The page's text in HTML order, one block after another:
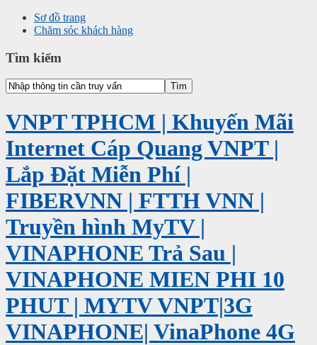
Sơ đồ trang
Chăm sóc khách hàng
Tìm kiếm
VNPT TPHCM | Khuyến Mãi
Internet Cáp Quang VNPT |
Lắp Đặt Miễn Phí |
FIBERVNN | FTTH VNN |
Truyền hình MyTV |
VINAPHONE Trả Sau |
VINAPHONE MIEN PHI 10
PHUT | MYTV VNPT|3G
VINAPHONE| VinaPhone 4G